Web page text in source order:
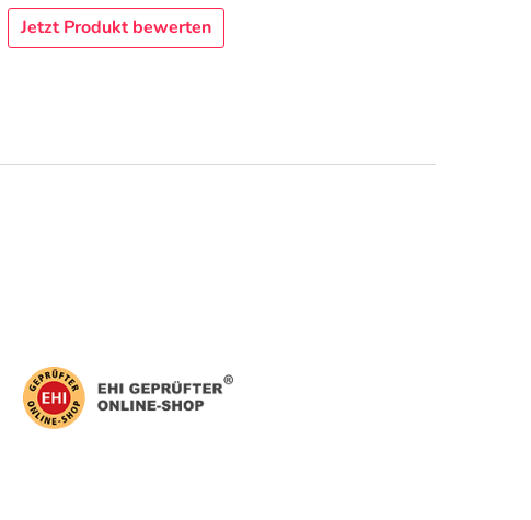
Jetzt Produkt bewerten